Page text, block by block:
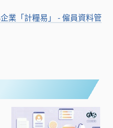
業「計糧易」 - 僱員資料管